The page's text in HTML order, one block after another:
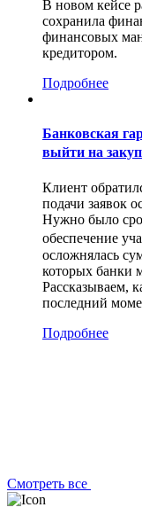
В новом кейсе
сохранила
финансовых
кредитором.
Подробнее
Банковская
выйти на
Клиент
подачи заявок
Нужно было
обеспечение
осложнялась
которых банки
Рассказываем,
последний
Подробнее
Смотреть все